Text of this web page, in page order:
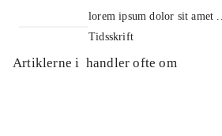
lorem ipsum dolor sit amet ...
Tidsskrift
Artiklerne i handler ofte om